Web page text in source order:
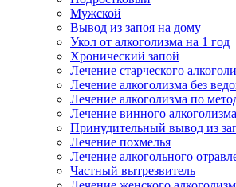
Мужской
Вывод из запоя на дому
Укол от алкоголизма на 1 год
Хронический запой
Лечение старческого
Лечение алкоголизма без
Лечение алкоголизма по
Лечение винного алкоголизма
Принудительный вывод из
Лечение похмелья
Лечение алкогольного
Частный вытрезвитель